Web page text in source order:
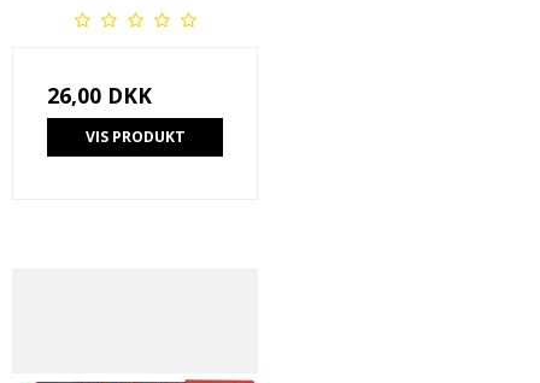
26,00 DKK
VIS PRODUKT